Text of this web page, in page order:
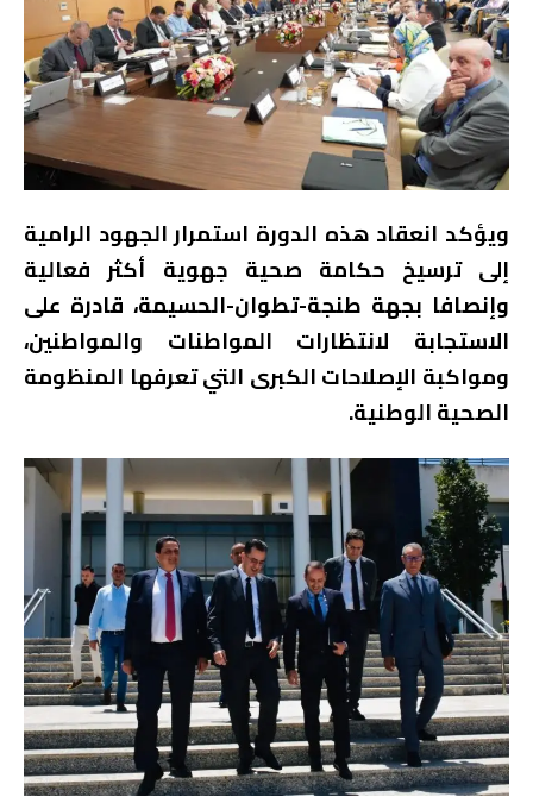
ويؤكد انعقاد هذه الدورة استمرار الجهود الرامية
إلى ترسيخ حكامة صحية جهوية أكثر فعالية
وإنصافا بجهة طنجة-تطوان-الحسيمة، قادرة على
الاستجابة لانتظارات المواطنات والمواطنين،
ومواكبة الإصلاحات الكبرى التي تعرفها المنظومة
الصحية الوطنية.